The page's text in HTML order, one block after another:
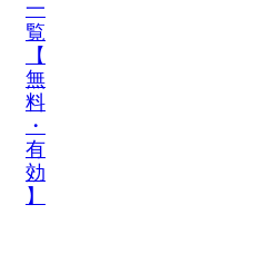
一
覧
【
無
料
・
有
効
】